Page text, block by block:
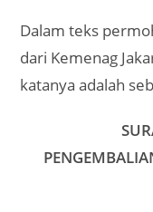
Dalam teks
dari Kemenag
katanya adalah